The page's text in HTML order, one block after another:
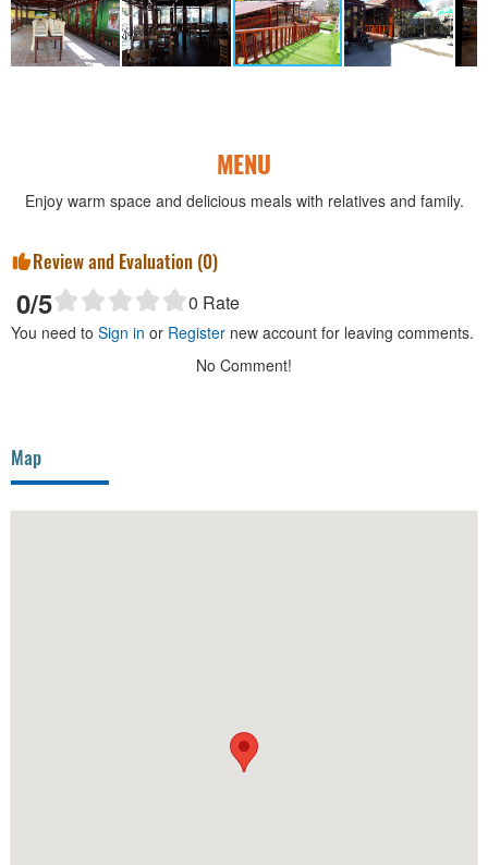
MENU
Enjoy warm space and delicious meals with relatives and family.
Review and Evaluation (0)
0/5 0 Rate
You need to Sign in or Register new account for leaving comments.
No Comment!
Map